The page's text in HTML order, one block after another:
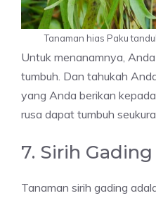
Tanaman hias Paku
Untuk menanamnya,
tumbuh. Dan tahukah
yang Anda berikan
rusa dapat tumbuh
7. Sirih Gading
Tanaman sirih gading